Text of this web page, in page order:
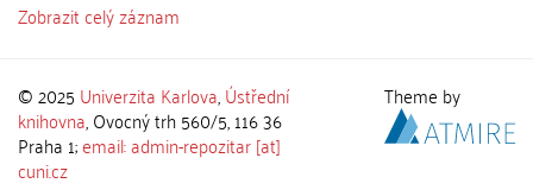
Zobrazit celý záznam
© 2025 Univerzita Karlova,Ústřední
knihovna, Ovocný trh 560/5, 116 36
Praha 1;email: admin-repozitar [at]
cuni.cz
Theme by